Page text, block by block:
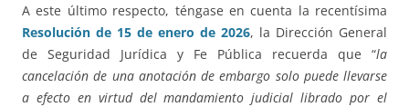
A este último respecto, téngase en cuenta la recentísima
Resolución de 15 de enero de 2026, la Dirección General
de Seguridad Jurídica y Fe Pública recuerda que “la
cancelación de una anotación de embargo solo puede llevarse
a efecto en virtud del mandamiento judicial librado por el